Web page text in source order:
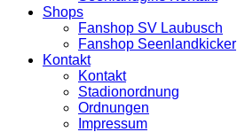
Shops
Fanshop SV Laubusch
Fanshop Seenlandkicker
Kontakt
Kontakt
Stadionordnung
Ordnungen
Impressum